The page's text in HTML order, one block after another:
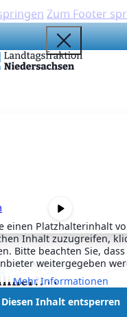
Zum Footer
einen Platzhalterinhalt
Inhalt zuzugreifen,
Bitte beachten Sie,
weitergegeben
Mehr Informationen
Diesen Inhalt entsperren
für Migrations-
++